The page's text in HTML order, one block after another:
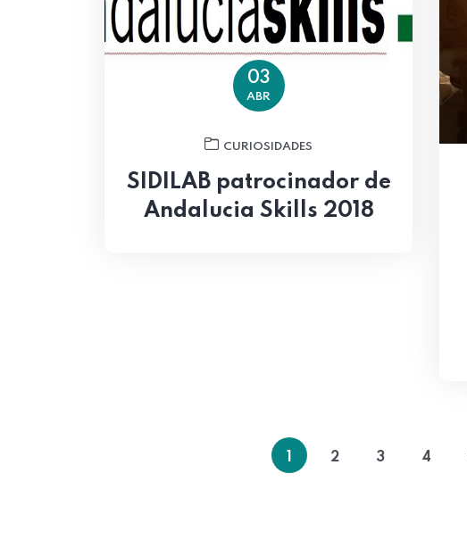
03
ABR
CURIOSIDADES
SIDILAB patrocinador de
Andalucia Skills 2018
2 3 4